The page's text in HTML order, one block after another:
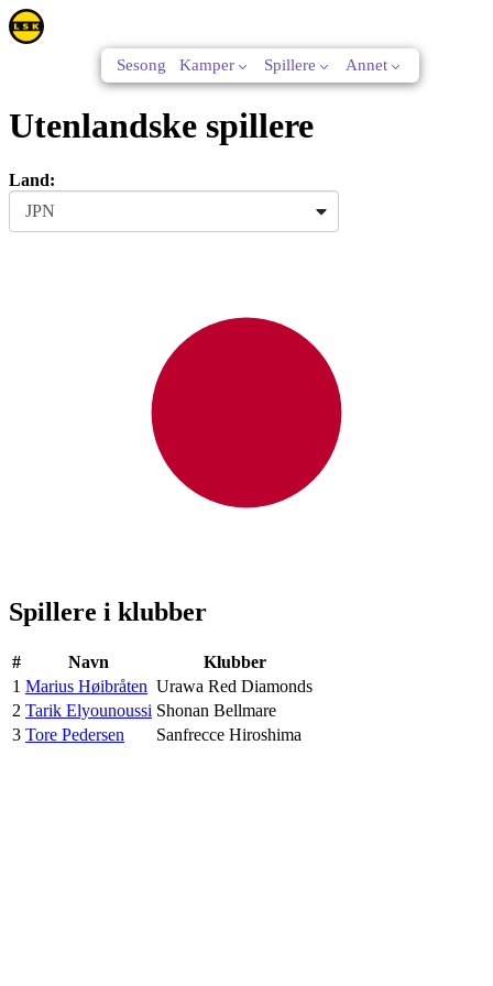
Sesong Kamper Spillere Annet
Utenlandske spillere
Land:
JPN
Spillere i klubber
# Navn
Klubber
1 Marius Høibråten Urawa Red Diamonds
2 Tarik Elyounoussi Shonan Bellmare
3 Tore Pedersen Sanfrecce Hiroshima